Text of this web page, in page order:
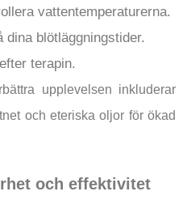
vattentemperaturerna.
blötläggningstider.
terapin.
upplevelsen inkluderar
och eteriska oljor för ökad
och effektivitet